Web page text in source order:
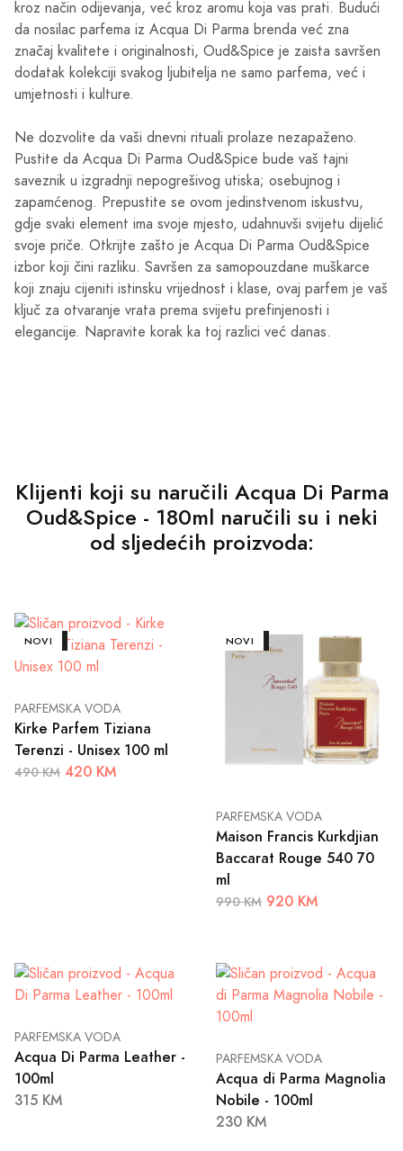
kroz način odijevanja, već kroz aromu koja vas prati. Budući
da nosilac parfema iz Acqua Di Parma brenda već zna
značaj kvalitete i originalnosti, Oud&Spice je zaista savršen
dodatak kolekciji svakog ljubitelja ne samo parfema, već i
umjetnosti i kulture.
Ne dozvolite da vaši dnevni rituali prolaze nezapaženo.
Pustite da Acqua Di Parma Oud&Spice bude vaš tajni
saveznik u izgradnji nepogrešivog utiska; osebujnog i
zapamćenog. Prepustite se ovom jedinstvenom iskustvu,
gdje svaki element ima svoje mjesto, udahnuvši svijetu dijelić
svoje priče. Otkrijte zašto je Acqua Di Parma Oud&Spice
izbor koji čini razliku. Savršen za samopouzdane muškarce
koji znaju cijeniti istinsku vrijednost i klase, ovaj parfem je vaš
ključ za otvaranje vrata prema svijetu prefinjenosti i
elegancije. Napravite korak ka toj razlici već danas.
Klijenti koji su naručili Acqua Di Parma
Oud&Spice - 180ml naručili su i neki
od sljedećih proizvoda:
AKCIJA
NOVI
PARFEMSKA VODA
Kirke Parfem Tiziana
Terenzi - Unisex 100 ml
490 KM 420 KM
AKCIJA
NOVI
PARFEMSKA VODA
Maison Francis Kurkdjian
Baccarat Rouge 540 70
ml
990 KM 920 KM
PARFEMSKA VODA
Acqua Di Parma Leather -
100ml
315 KM
PARFEMSKA VODA
Acqua di Parma Magnolia
Nobile - 100ml
230 KM